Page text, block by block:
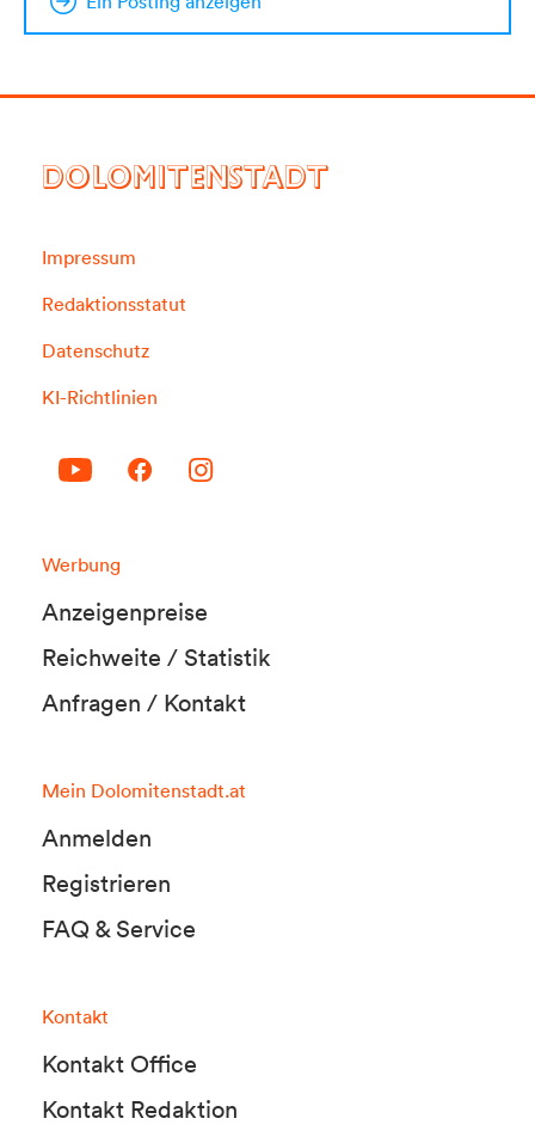
DOLOMITENSTADT
Impressum
Redaktionsstatut
Datenschutz
KI-Richtlinien
Werbung
Anzeigenpreise
Reichweite / Statistik
Anfragen / Kontakt
Mein Dolomitenstadt.at
Anmelden
Registrieren
FAQ & Service
Kontakt
Kontakt Office
Kontakt Redaktion